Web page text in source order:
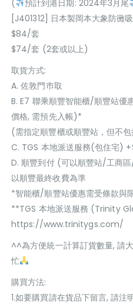
( 預計到港日期: 2024年3月尾
[J401312] 日本製岡本大象防黴
$84/套
$74/套 (2套或以上)
取貨方式:
A. 佐敦門巿取
B. E7 聯乘順豐智能櫃/順豐站
價格, 需預先入帳)*
(需指定順豐櫃或順豐站，但不
C. TGS 本地派送服務(包住宅)
D. 順豐到付 (可以順豐站/工商
以順豐最終收費為準
*智能櫃/順豐站優惠需受條款與
**TGS 本地派送服務 (Trinity
https://www.trinitygs.com/
^^為方便統一計算訂貨數量, 請
忙
購買方法:
1.如要購買請在貨品下留言, 請